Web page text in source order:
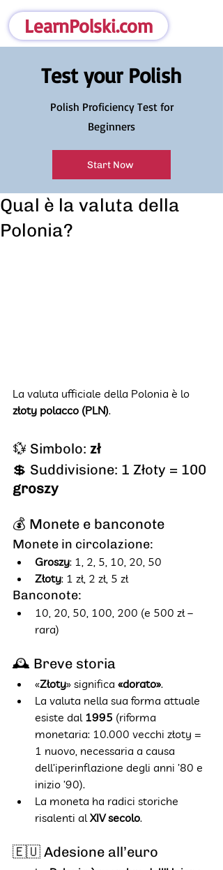
LearnPolski.com
Test your Polish
Polish Proficiency Test for
Beginners
Start Now
Qual è la valuta della
Polonia?
La valuta ufficiale della Polonia è lo
złoty polacco (PLN).
💱 Simbolo: zł
💲 Suddivisione: 1 Złoty = 100
groszy
💰 Monete e banconote
Monete in circolazione:
Groszy: 1, 2, 5, 10, 20, 50
Złoty: 1 zł, 2 zł, 5 zł
Banconote:
10, 20, 50, 100, 200 (e 500 zł –
rara)
🕰️ Breve storia
«Złoty» significa «dorato».
La valuta nella sua forma attuale
esiste dal 1995 (riforma
monetaria: 10.000 vecchi złoty =
1 nuovo, necessaria a causa
dell’iperinflazione degli anni ’80 e
inizio ’90).
La moneta ha radici storiche
risalenti al XIV secolo.
🇪🇺 Adesione all’euro